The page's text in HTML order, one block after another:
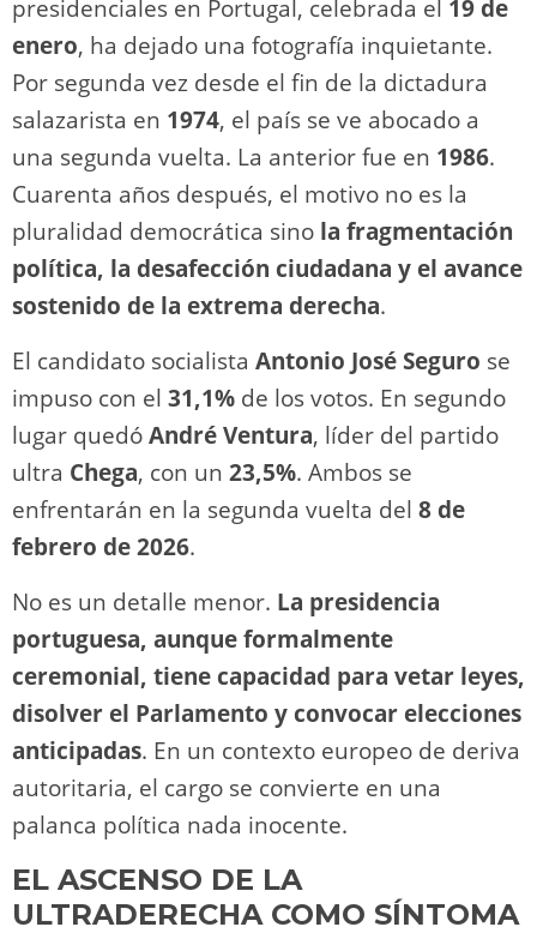
presidenciales en Portugal, celebrada el 19 de
enero, ha dejado una fotografía inquietante.
Por segunda vez desde el fin de la dictadura
salazarista en 1974, el país se ve abocado a
una segunda vuelta. La anterior fue en 1986.
Cuarenta años después, el motivo no es la
pluralidad democrática sino la fragmentación
política, la desafección ciudadana y el avance
sostenido de la extrema derecha.
El candidato socialista Antonio José Seguro se
impuso con el 31,1% de los votos. En segundo
lugar quedóAndré Ventura, líder del partido
ultra Chega, con un 23,5%. Ambos se
enfrentarán en la segunda vuelta del 8 de
febrero de 2026.
No es un detalle menor. La presidencia
portuguesa, aunque formalmente
ceremonial, tiene capacidad para vetar leyes,
disolver el Parlamento y convocar elecciones
anticipadas. En un contexto europeo de deriva
autoritaria, el cargo se convierte en una
palanca política nada inocente.
EL ASCENSO DE LA
ULTRADERECHA COMO SÍNTOMA